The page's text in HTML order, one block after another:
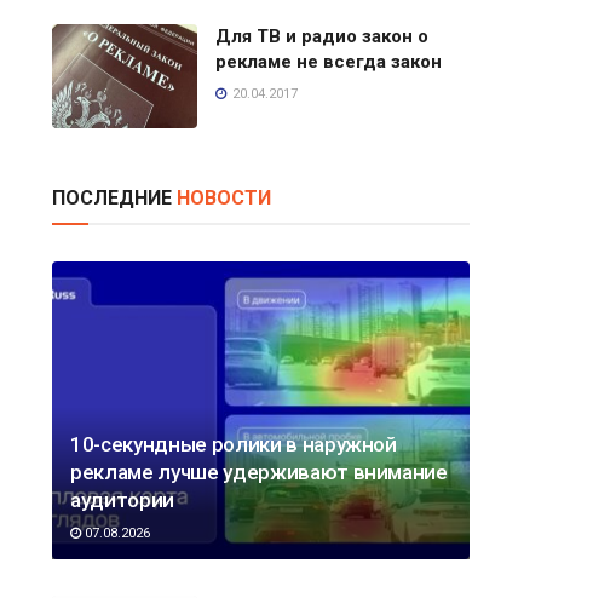
Для ТВ и радио закон о
рекламе не всегда закон
20.04.2017
ПОСЛЕДНИЕ НОВОСТИ
10-секундные ролики в наружной
рекламе лучше удерживают внимание
аудитории
07.08.2026